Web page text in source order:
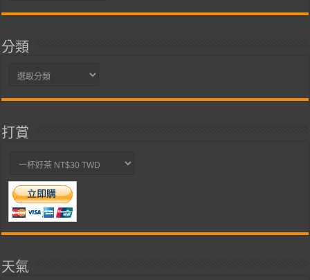
分類
分
打賞
天氣